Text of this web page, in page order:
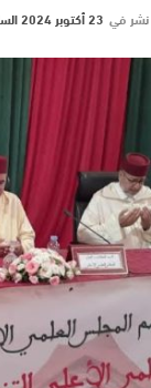
نشر في 23 أكتوبر 2024 الساعة 18 و 19 دقيقة